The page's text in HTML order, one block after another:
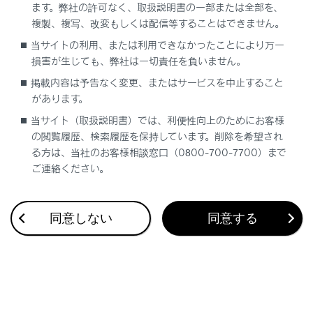
合わせて見られているページ
ユーザーカスタマイズ機能
メンテナンスデータ
ます。弊社の許可なく、取扱説明書の一部または全部を、
複製、複写、改変もしくは配信等することはできません。
当サイトの利用、または利用できなかったことにより万一
損害が生じても、弊社は一切責任を負いません。
掲載内容は予告なく変更、またはサービスを中止すること
があります。
当サイト（取扱説明書）では、利便性向上のためにお客様
の閲覧履歴、検索履歴を保持しています。削除を希望され
る方は、当社のお客様相談窓口（0800-700-7700）まで
ご連絡ください。
同意しない 同意する